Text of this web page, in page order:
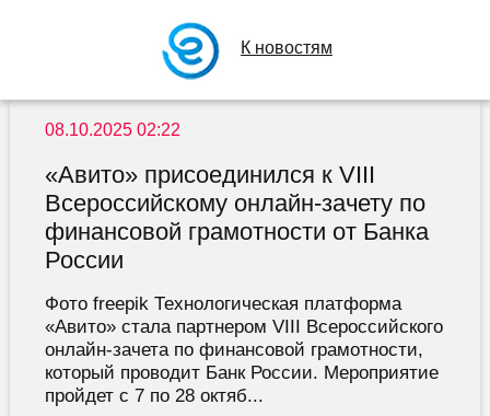
К новостям
08.10.2025 02:22
«Авито» присоединился к VIII
Всероссийскому онлайн-зачету по
финансовой грамотности от Банка
России
Фото freepik Технологическая платформа
«Авито» стала партнером VIII Всероссийского
онлайн-зачета по финансовой грамотности,
который проводит Банк России. Мероприятие
пройдет с 7 по 28 октяб...